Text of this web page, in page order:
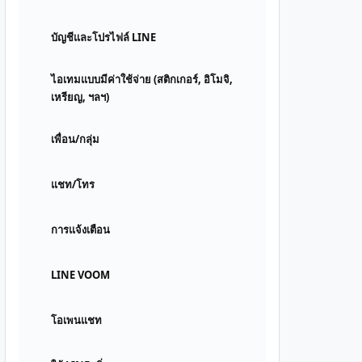
บัญชีและโปรไฟล์ LINE
ไอเทมแบบมีค่าใช้จ่าย (สติกเกอร์, อิโมจิ,
เหรียญ, ฯลฯ)
เพื่อน/กลุ่ม
แชท/โทร
การแจ้งเตือน
LINE VOOM
โอเพนแชท